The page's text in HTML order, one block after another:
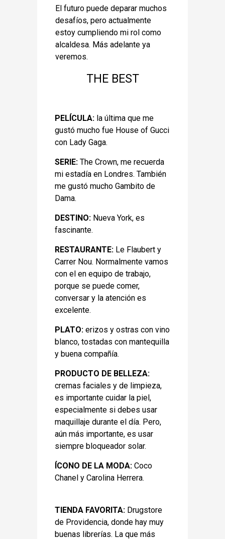
El futuro puede deparar muchos
desafíos, pero actualmente
estoy cumpliendo mi rol como
alcaldesa. Más adelante ya
veremos.
THE BEST
PELÍCULA: la última que me
gustó mucho fue House of Gucci
con Lady Gaga.
SERIE: The Crown, me recuerda
mi estadía en Londres. También
me gustó mucho Gambito de
Dama.
DESTINO: Nueva York, es
fascinante.
RESTAURANTE: Le Flaubert y
Carrer Nou. Normalmente vamos
con el en equipo de trabajo,
porque se puede comer,
conversar y la atención es
excelente.
PLATO: erizos y ostras con vino
blanco, tostadas con mantequilla
y buena compañía.
PRODUCTO DE BELLEZA:
cremas faciales y de limpieza,
es importante cuidar la piel,
especialmente si debes usar
maquillaje durante el día. Pero,
aún más importante, es usar
siempre bloqueador solar.
ÍCONO DE LA MODA: Coco
Chanel y Carolina Herrera.
TIENDA FAVORITA: Drugstore
de Providencia, donde hay muy
buenas librerías. La que más